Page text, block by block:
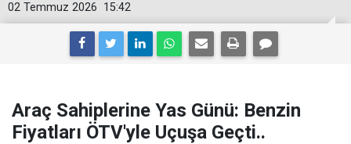
15:42
02 Temmuz 2026
Araç Sahiplerine Yas Günü: Benzin
Fiyatları ÖTV'yle Uçuşa Geçti..